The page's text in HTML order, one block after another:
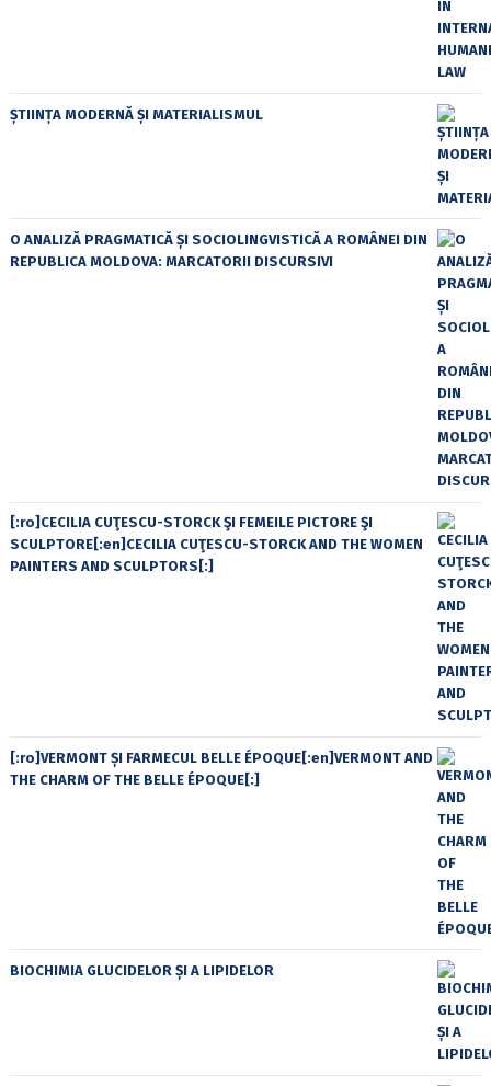
ȘTIINȚA MODERNĂ ȘI MATERIALISMUL
O ANALIZĂ PRAGMATICĂ ȘI SOCIOLINGVISTICĂ A ROMÂNEI DIN
REPUBLICA MOLDOVA: MARCATORII DISCURSIVI
[:ro]CECILIA CUŢESCU-STORCK ŞI FEMEILE PICTORE ŞI
SCULPTORE[:en]CECILIA CUŢESCU-STORCK AND THE WOMEN
PAINTERS AND SCULPTORS[:]
[:ro]VERMONT ȘI FARMECUL BELLE ÉPOQUE[:en]VERMONT AND
THE CHARM OF THE BELLE ÉPOQUE[:]
BIOCHIMIA GLUCIDELOR ȘI A LIPIDELOR